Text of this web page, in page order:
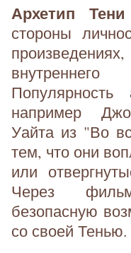
Архетип Тени
стороны
например
Уайта из "Во
тем, что они
или
Через
безопасную
со своей Тенью.